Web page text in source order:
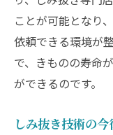
ことが可能となり
依頼できる環境が
で、きものの寿命
ができるのです。
しみ抜き技術の